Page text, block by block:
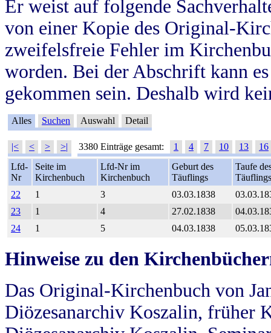
Er weist auf folgende
von einer Kopie des Original-
zweifelsfreie Fehler im
worden. Bei der Abschrift kann
gekommen sein. Deshalb wird
Alles Suchen Auswahl Detail
|< < > >| 3380 Einträge gesamt: 1 4 7 10 13
16
Lfd-
Nr
Seite im
Kirchenbuch
Lfd-Nr im
Kirchenbuch
Geburt des
Täuflings
Taufe
Täuflings
22
1 3 03.03.1838
23
1 4 27.02.1838
24
1 5 04.03.1838
Hinweise zu den
Das Original-Kirchenbuch von
Diözesanarchiv Koszalin, früher